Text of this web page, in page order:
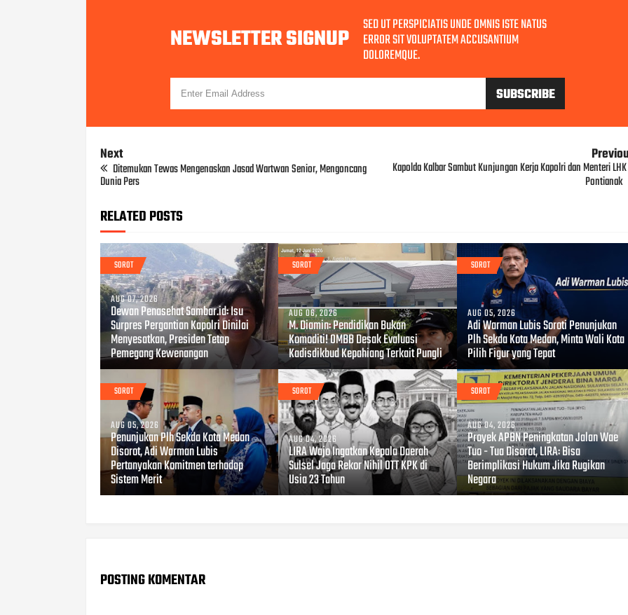
NEWSLETTER SIGNUP SED UT PERSPICIATIS UNDE OMNIS ISTE NATUS
ERROR SIT VOLUPTATEM ACCUSANTIUM
DOLOREMQUE.
Next
Ditemukan Tewas Mengenaskan Jasad Wartwan Senior, Mengoncang
Dunia Pers
Kapolda Kalbar Sambut Kunjungan Kerja Kapolri dan Menteri
Pontianak
RELATED POSTS
SOROT
AUG 07, 2026
Dewan Penasehat Sambar.id: Isu
Surpres Pergantian Kapolri Dinilai
Menyesatkan, Presiden Tetap
Pemegang Kewenangan
SOROT
AUG 06, 2026
M. Diamin: Pendidikan Bukan
Komoditi! OMBB Desak Evaluasi
Kadisdikbud Kepahiang Terkait Pungli
SOROT
AUG 05, 2026
Adi Warman Lubis Soroti Penunjukan
Plh Sekda Kota Medan, Minta Wali Kota
Pilih Figur yang Tepat
SOROT
AUG 05, 2026
Penunjukan Plh Sekda Kota Medan
Disorot, Adi Warman Lubis
Pertanyakan Komitmen terhadap
Sistem Merit
SOROT
AUG 04, 2026
LIRA Wajo Ingatkan Kepala Daerah
Sulsel Jaga Rekor Nihil OTT KPK di
Usia 23 Tahun
SOROT
AUG 04, 2026
Proyek APBN Peningkatan Jalan Wae
Tuo - Tua Disorot, LIRA: Bisa
Berimplikasi Hukum Jika Rugikan
Negara
POSTING KOMENTAR